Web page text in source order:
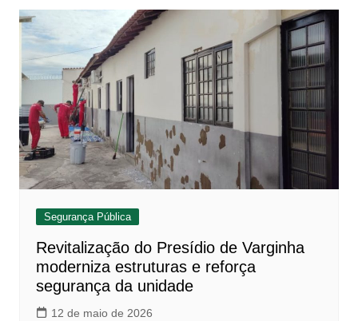
Segurança Pública
Revitalização do Presídio de Varginha
moderniza estruturas e reforça
segurança da unidade
12 de maio de 2026